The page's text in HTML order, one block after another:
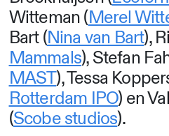
Witteman (Merel
Bart (Nina van Bart),
Mammals), Stefan
MAST), Tessa
Rotterdam IPO) en
(Scobe studios).